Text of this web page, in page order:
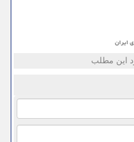
ایران
این مطلب